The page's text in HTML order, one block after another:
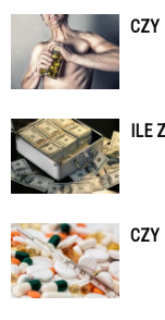
CZY
ILE
CZY